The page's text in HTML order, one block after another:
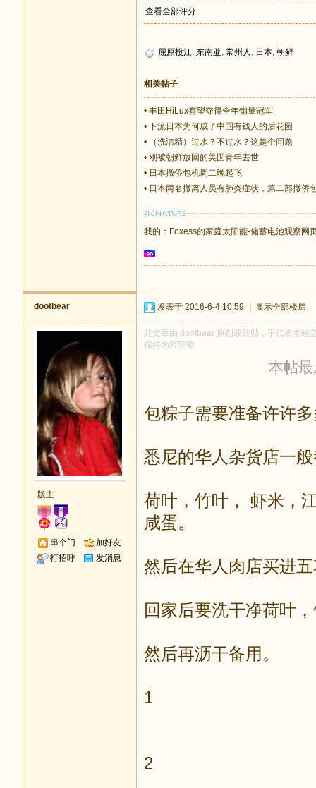
查看全部评分
屈原投江, 东南亚, 常州人 , 日本, 朝鲜
相关帖子
• 丰田HiLux有望夺得全年销量冠军
• 下流日本为何成了中国有钱人的后花园
•
（洗洁精）过水？不过水？这是个问题
• 刚被朝鲜放回的美国青年去世
• 日本撤侨包机周二晚起飞
• 日本两名撤离人员有肺炎症状，第二部撤侨
我的： Foxess的家庭太阳能-储蓄电池观察网
dootbear
版主
串个门
加好友
打招呼
发消息
发表于 2016-6-4 10:59 显示全部楼层
此文章由 dootbear 原创或转贴，不代表本站
保持内容完整
本帖
包粽子需要准备许许
悉尼的华人杂货店一
荷叶，竹叶， 虾米，
咸蛋。
然后在华人肉店买进
回家后要洗干净荷叶
然后再沥干备用。
1
2